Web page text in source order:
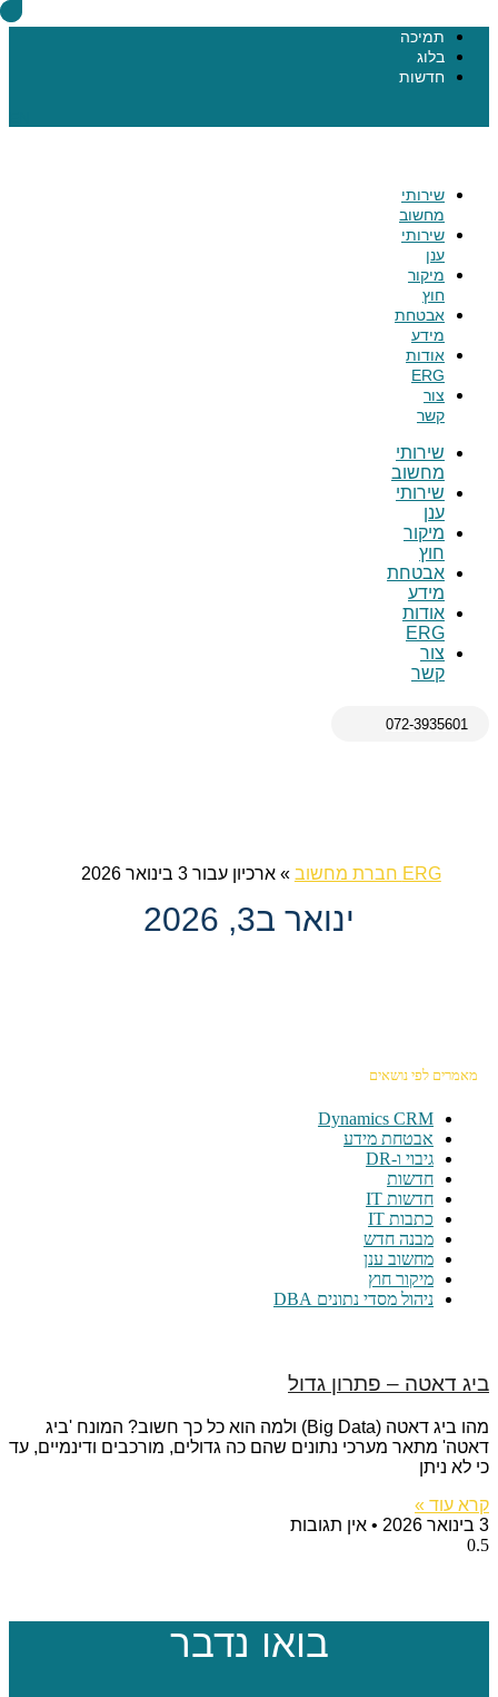
תמיכה
בלוג
חדשות
שירותי
מחשוב
שירותי
ענן
מיקור
חוץ
אבטחת
מידע
אודות
ERG
צור
קשר
שירותי
מחשוב
שירותי
ענן
מיקור
חוץ
אבטחת
מידע
אודות
ERG
צור
קשר
072-3935601
ERG חברת מחשוב »ארכיון עבור 3 בינואר 2026
ינואר ב3, 2026
מאמרים לפי נושאים
Dynamics CRM
אבטחת מידע
גיבוי ו-DR
חדשות
חדשות IT
כתבות IT
מבנה חדש
מחשוב ענן
מיקור חוץ
ניהול מסדי נתונים DBA
ביג דאטה – פתרון גדול
מהו ביג דאטה (Big Data) ולמה הוא כל כך חשוב? המונח 'ביג
דאטה' מתאר מערכי נתונים שהם כה גדולים, מורכבים ודינמיים, עד
כי לא ניתן
קרא עוד »
3 בינואר 2026
אין תגובות
בואו נדבר